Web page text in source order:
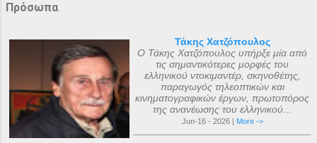
Πρόσωπα
Τάκης Χατζόπουλος
Ο Τάκης Χατζόπουλος υπήρξε μία από
τις σημαντικότερες μορφές του
ελληνικού ντοκιμαντέρ, σκηνοθέτης,
παραγωγός τηλεοπτικών και
κινηματογραφικών έργων, πρωτοπόρος
της ανανέωσης του ελληνικού...
Jun-16 - 2026 | More ->